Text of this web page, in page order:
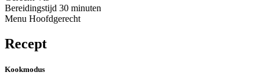
Bereidingstijd 30 minuten
Menu Hoofdgerecht
Recept
Kookmodus